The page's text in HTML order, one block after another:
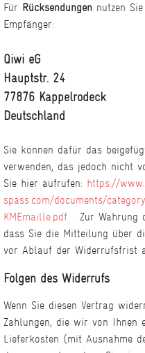
Für Rücksendungen nutzen
Empfänger:
Qiwi eG
Hauptstr. 24
77876 Kappelrodeck
Deutschland
Sie können dafür das
verwenden, das jedoch nicht
Sie hier aufrufen: https://
spass.com/documents/
KMEmaille.pdf Zur Wahrung
dass Sie die Mitteilung über
vor Ablauf der Widerrufsfrist
Folgen des Widerrufs
Wenn Sie diesen Vertrag
Zahlungen, die wir von Ihnen
Lieferkosten (mit Ausnahme